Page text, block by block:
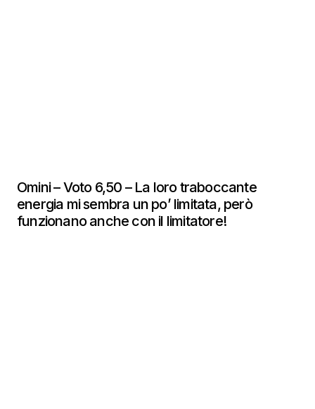
Omini – Voto 6,50 – La loro traboccante
energia mi sembra un po’ limitata, però
funzionano anche con il limitatore!